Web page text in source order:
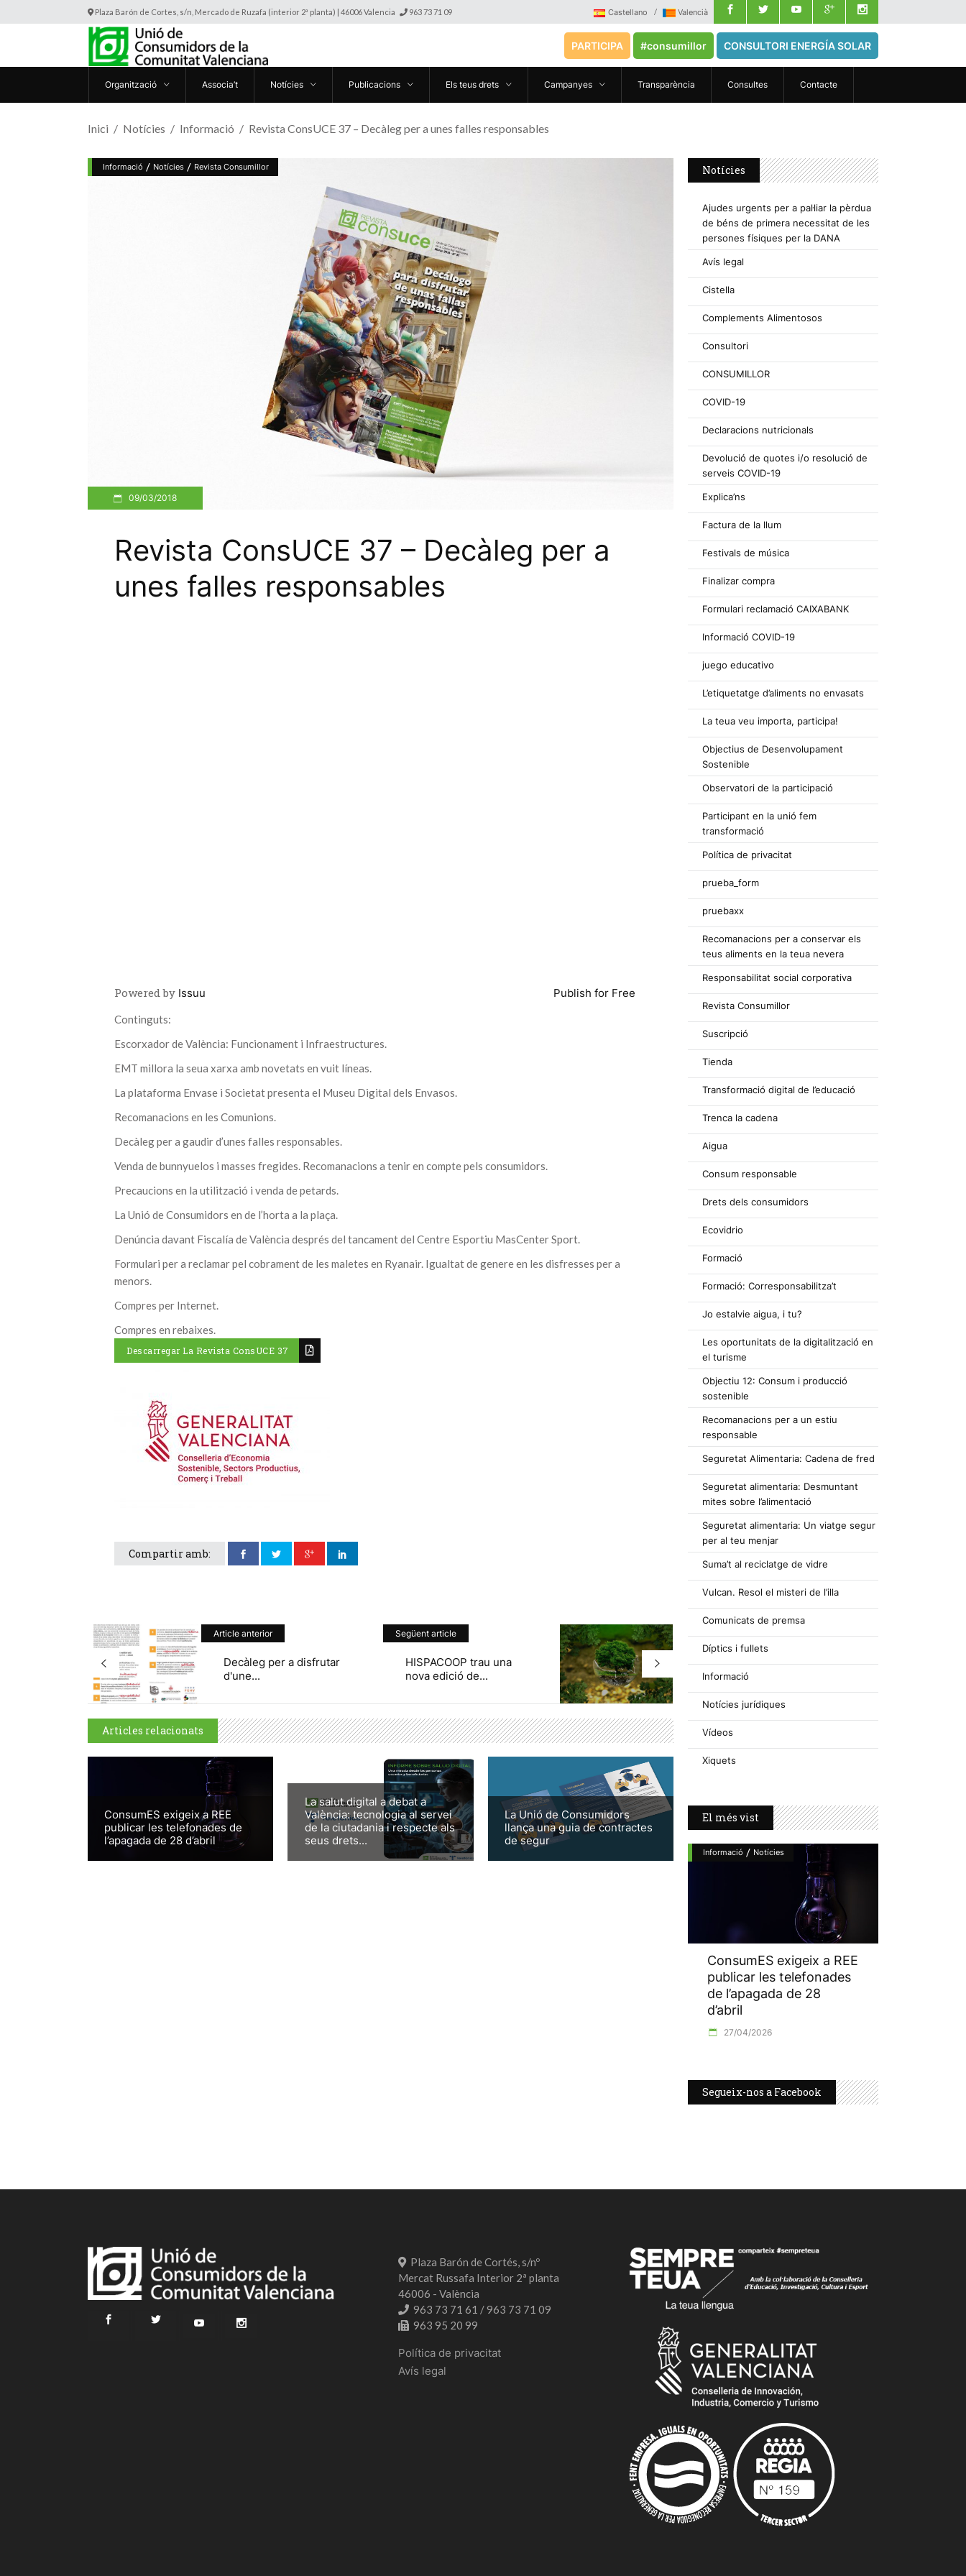
Plaza Barón de Cortes, s/n, Mercado de Ruzafa (interior 2ª planta) | 46006 Valencia 963 73 71 09 Castellano Valencià
PARTICIPA #consumillor CONSULTORI ENERGÍA SOLAR
Organització Associa’t Notícies Publicacions Els teus drets Campanyes Transparència Consultes Contacte
Inici Notícies Informació Revista ConsUCE 37 – Decàleg per a unes falles responsables
Informació / Notícies / Revista Consumillor
09/03/2018
Revista ConsUCE 37 – Decàleg per a
unes falles responsables
Powered by Issuu Publish for Free
Continguts:
Escorxador de València: Funcionament i Infraestructures.
EMT millora la seua xarxa amb novetats en vuit líneas.
La plataforma Envase i Societat presenta el Museu Digital dels Envasos.
Recomanacions en les Comunions.
Decàleg per a gaudir d’unes falles responsables.
Venda de bunnyuelos i masses fregides. Recomanacions a tenir en compte pels consumidors.
Precaucions en la utilització i venda de petards.
La Unió de Consumidors en de l’horta a la plaça.
Denúncia davant Fiscalía de València després del tancament del Centre Esportiu MasCenter Sport.
Formulari per a reclamar pel cobrament de les maletes en Ryanair. Igualtat de genere en les disfresses per a
menors.
Compres per Internet.
Compres en rebaixes.
Descarregar La Revista ConsUCE 37
Compartir amb:
Article anterior
Decàleg per a disfrutar
d'une...
Següent article
HISPACOOP trau una
nova edició de...
Articles relacionats
ConsumES exigeix a REE
publicar les telefonades de
l’apagada de 28 d’abril
La salut digital a debat a
València: tecnologia al servei
de la ciutadania i respecte als
seus drets...
La Unió de Consumidors
llança una guia de contractes
de segur
Notícies
Ajudes urgents per a pal·liar la pèrdua
de béns de primera necessitat de les
persones físiques per la DANA
Avís legal
Cistella
Complements Alimentosos
Consultori
CONSUMILLOR
COVID-19
Declaracions nutricionals
Devolució de quotes i/o resolució de
serveis COVID-19
Explica’ns
Factura de la llum
Festivals de música
Finalizar compra
Formulari reclamació CAIXABANK
Informació COVID-19
juego educativo
L’etiquetatge d’aliments no envasats
La teua veu importa, participa!
Objectius de Desenvolupament
Sostenible
Observatori de la participació
Participant en la unió fem
transformació
Política de privacitat
prueba_form
pruebaxx
Recomanacions per a conservar els
teus aliments en la teua nevera
Responsabilitat social corporativa
Revista Consumillor
Suscripció
Tienda
Transformació digital de l’educació
Trenca la cadena
Aigua
Consum responsable
Drets dels consumidors
Ecovidrio
Formació
Formació: Corresponsabilitza’t
Jo estalvie aigua, i tu?
Les oportunitats de la digitalització en
el turisme
Objectiu 12: Consum i producció
sostenible
Recomanacions per a un estiu
responsable
Seguretat Alimentaria: Cadena de fred
Seguretat alimentaria: Desmuntant
mites sobre l’alimentació
Seguretat alimentaria: Un viatge segur
per al teu menjar
Suma’t al reciclatge de vidre
Vulcan. Resol el misteri de l’illa
Comunicats de premsa
Díptics i fullets
Informació
Notícies jurídiques
Vídeos
Xiquets
El més vist
Informació / Notícies
ConsumES exigeix a REE
publicar les telefonades
de l’apagada de 28
d’abril
27/04/2026
Segueix-nos a Facebook
Plaza Barón de Cortés, s/nº
Mercat Russafa Interior 2ª planta
46006 - València
963 73 71 61 / 963 73 71 09
963 95 20 99
Política de privacitat
Avís legal